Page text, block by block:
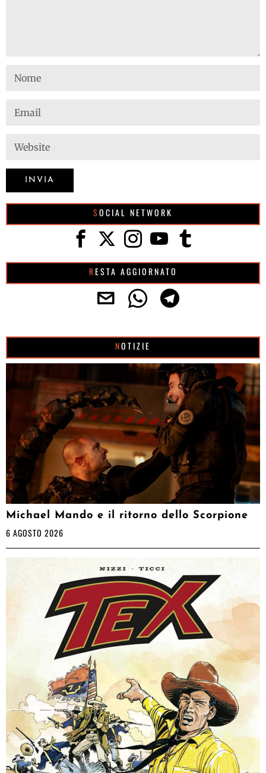
SOCIAL NETWORK
RESTA AGGIORNATO
NOTIZIE
Michael Mando e il ritorno dello Scorpione
6 AGOSTO 2026